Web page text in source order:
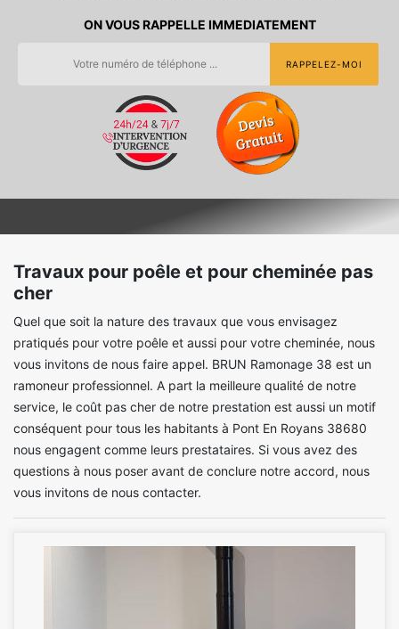
ON VOUS RAPPELLE IMMEDIATEMENT
Travaux pour poêle et pour cheminée pas
cher
Quel que soit la nature des travaux que vous envisagez
pratiqués pour votre poêle et aussi pour votre cheminée, nous
vous invitons de nous faire appel. BRUN Ramonage 38 est un
ramoneur professionnel. A part la meilleure qualité de notre
service, le coût pas cher de notre prestation est aussi un motif
conséquent pour tous les habitants à Pont En Royans 38680
nous engagent comme leurs prestataires. Si vous avez des
questions à nous poser avant de conclure notre accord, nous
vous invitons de nous contacter.